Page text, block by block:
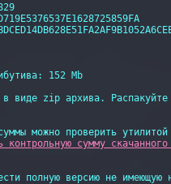
152 Mb
в виде zip архива.
можно проверить
контрольную сумму
полную версию не имеющую